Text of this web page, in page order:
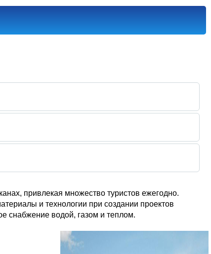
привлекая множество туристов ежегодно.
и технологии при создании проектов
снабжение водой, газом и теплом.